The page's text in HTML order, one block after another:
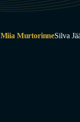
Miia MurtorinneSilva